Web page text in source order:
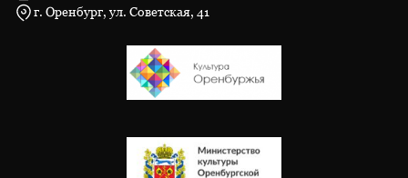
г. Оренбург, ул. Советская, 41